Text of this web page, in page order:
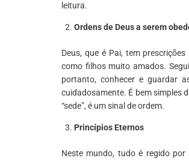
leitura.
Ordens de Deus a serem
Deus, que é Pai, tem
como filhos muito amados.
portanto, conhecer e guardar
cuidadosamente. É bem simples
“sede”, é um sinal de ordem.
Princípios Eternos
Neste mundo, tudo é regido